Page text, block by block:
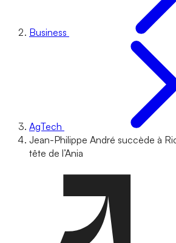
Business
AgTech
Jean-Philippe André succède à
tête de l’Ania